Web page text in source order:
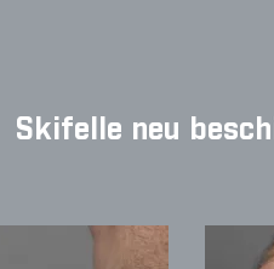
Skifelle neu